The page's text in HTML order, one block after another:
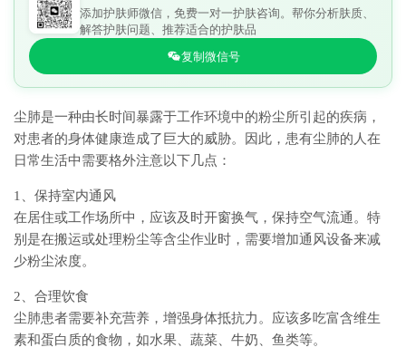
添加护肤师微信，免费一对一护肤咨询。帮你分析肤质、
解答护肤问题、推荐适合的护肤品
复制微信号
尘肺是一种由长时间暴露于工作环境中的粉尘所引起的疾病，
对患者的身体健康造成了巨大的威胁。因此，患有尘肺的人在
日常生活中需要格外注意以下几点：
1、保持室内通风
在居住或工作场所中，应该及时开窗换气，保持空气流通。特
别是在搬运或处理粉尘等含尘作业时，需要增加通风设备来减
少粉尘浓度。
2、合理饮食
尘肺患者需要补充营养，增强身体抵抗力。应该多吃富含维生
素和蛋白质的食物，如水果、蔬菜、牛奶、鱼类等。